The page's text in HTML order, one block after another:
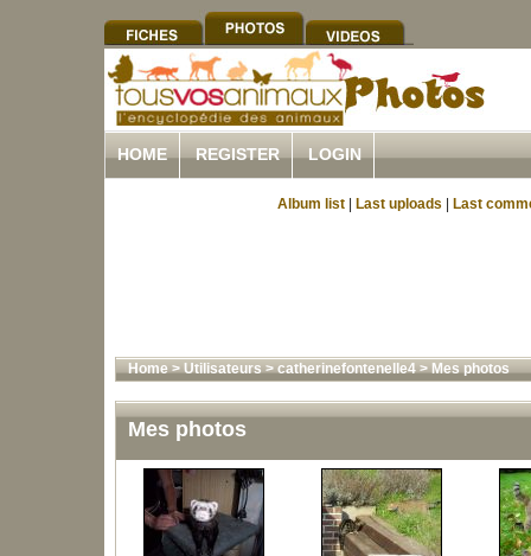
HOME REGISTER LOGIN
Album list Last uploads Last
Home>Utilisateurs>catherinefontenelle4>Mes photos
Mes photos